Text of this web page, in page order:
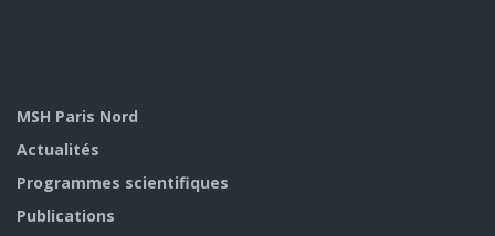
MSH Paris Nord
Actualités
Programmes scientifiques
Publications